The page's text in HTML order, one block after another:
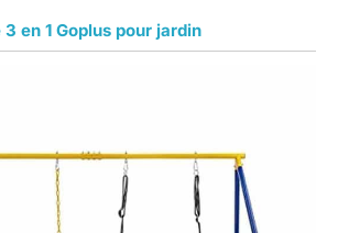
en 1 Goplus pour jardin